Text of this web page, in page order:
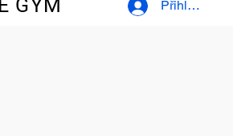
GYM Přihlásit se